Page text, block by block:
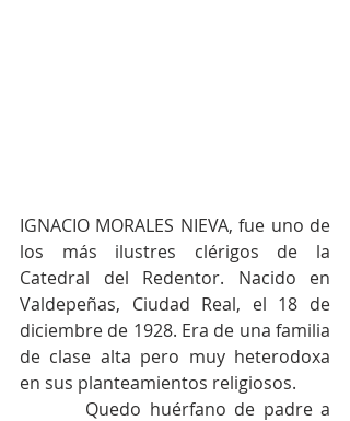
IGNACIO MORALES NIEVA, fue uno de
los más ilustres clérigos de la
Catedral del Redentor. Nacido en
Valdepeñas, Ciudad Real, el 18 de
diciembre de 1928. Era de una familia
de clase alta pero muy heterodoxa
en sus planteamientos religiosos.